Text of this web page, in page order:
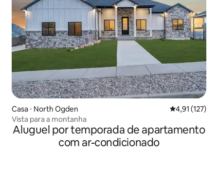
Casa ⋅ North Ogden 4,91 de uma
4,91 (127)
Vista para a montanha
Aluguel por temporada de apartamento
com ar-condicionado